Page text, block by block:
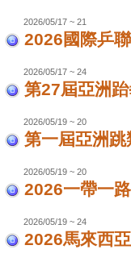
2026/05/17 ~ 21
2026國際乒
2026/05/17 ~ 24
第27屆亞洲
2026/05/19 ~ 20
第一屆亞洲
2026/05/19 ~ 20
2026一帶一
2026/05/19 ~ 24
2026馬來西